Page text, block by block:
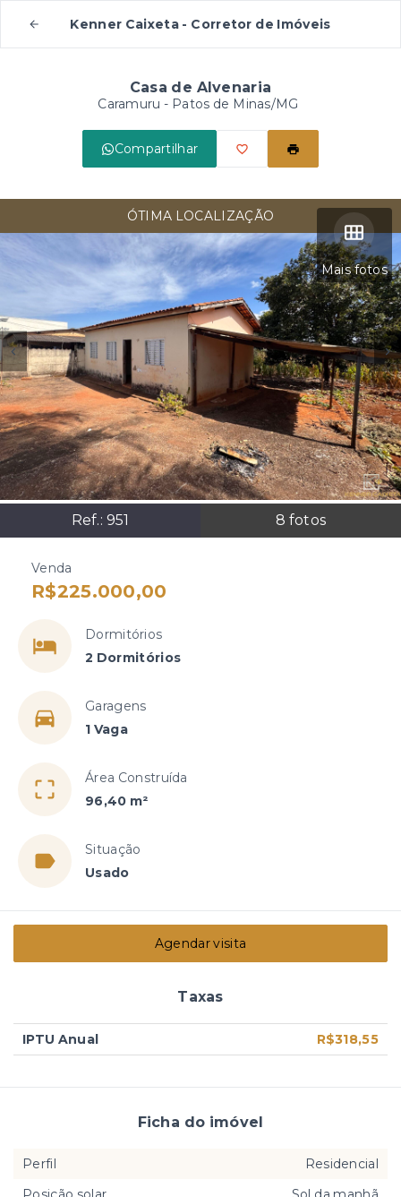
Kenner Caixeta - Corretor de Imóveis
Casa de Alvenaria
Caramuru - Patos de Minas/MG
Compartilhar
Mais fotos
Ref.: 951 8 fotos
ÓTIMA LOCALIZAÇÃO
Venda
R$225.000,00
Dormitórios
2 Dormitórios
Garagens
1 Vaga
Área Construída
96,40 m²
Situação
Usado
Agendar visita
Taxas
IPTU Anual R$318,55
Ficha do imóvel
Perfil
Residencial